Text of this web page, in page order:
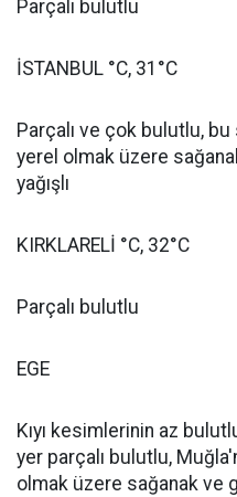
Parçalı bulutlu
İSTANBUL °C, 31°C
Parçalı ve çok bulutlu,
yerel olmak üzere
yağışlı
KIRKLARELİ °C, 32°C
Parçalı bulutlu
EGE
Kıyı kesimlerinin az
yer parçalı bulutlu,
olmak üzere sağanak ve